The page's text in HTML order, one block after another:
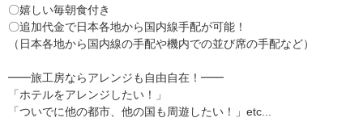
〇嬉しい毎朝食付き
〇追加代金で日本各地から国内線手配が可能！
（日本各地から国内線の手配や機内での並び席の手配など）
━━旅工房ならアレンジも自由自在！━━
「ホテルをアレンジしたい！」
「ついでに他の都市、他の国も周遊したい！」etc...